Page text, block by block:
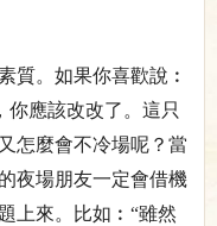
質。如果你喜歡說︰
你應該改改了。這只
怎麼會不冷場呢？當
夜場朋友一定會借機
上來。比如︰“雖然